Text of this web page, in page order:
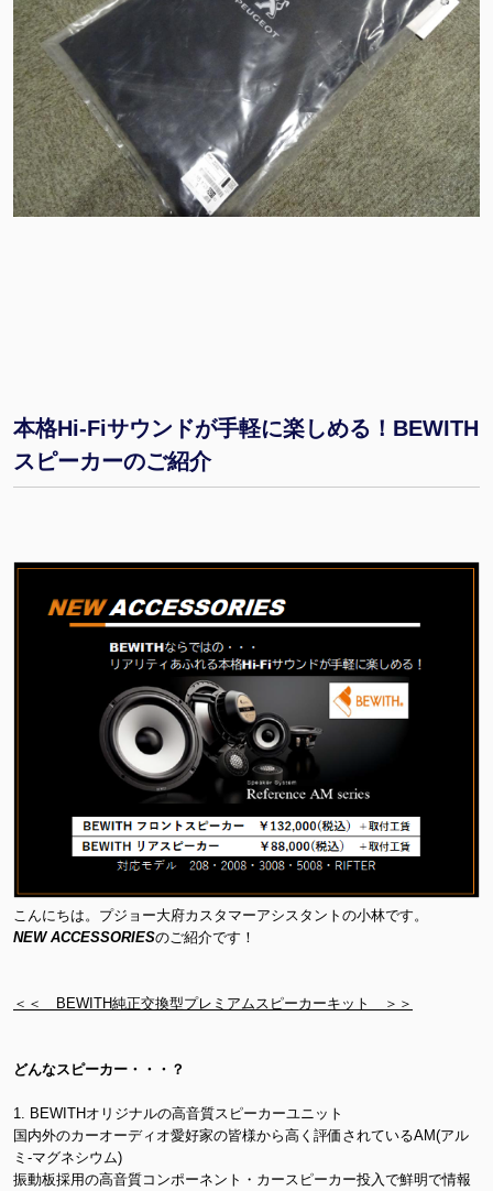
本格Hi-Fiサウンドが手軽に楽しめる！BEWITH
スピーカーのご紹介
こんにちは。プジョー大府カスタマーアシスタントの小林です。
NEW ACCESSORIESのご紹介です！
＜＜ BEWITH純正交換型プレミアムスピーカーキット ＞＞
どんなスピーカー・・・？
1. BEWITHオリジナルの高音質スピーカーユニット
国内外のカーオーディオ愛好家の皆様から高く評価されているAM(アル
ミ-マグネシウム)
振動板採用の高音質コンポーネント・カースピーカー投入で鮮明で情報